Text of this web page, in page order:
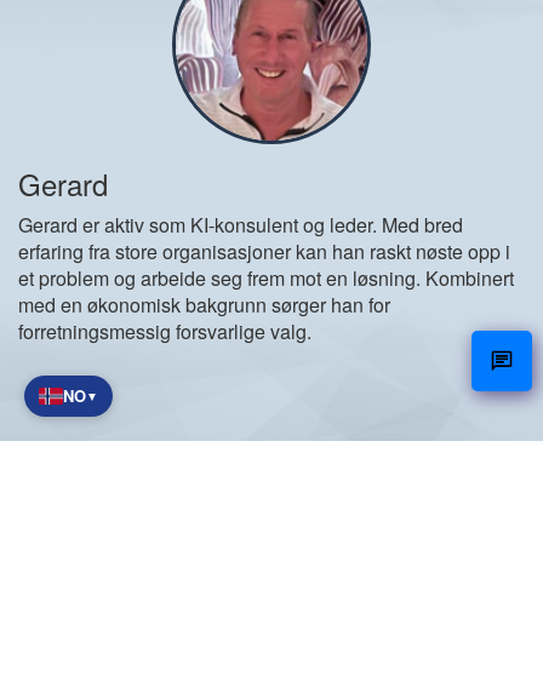
Gerard
Gerard er aktiv som KI-konsulent og leder. Med bred
erfaring fra store organisasjoner kan han raskt nøste opp i
et problem og arbeide seg frem mot en løsning. Kombinert
med en økonomisk bakgrunn sørger han for
forretningsmessig forsvarlige valg.
NO▼